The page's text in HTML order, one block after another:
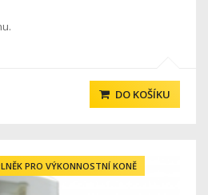
DO KOŠÍKU
PRO VÝKONNOSTNÍ KONĚ